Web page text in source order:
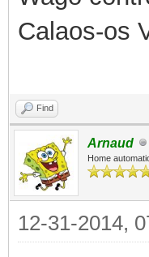
Calaos-os
Find
Arnaud
Home
12-31-2014,